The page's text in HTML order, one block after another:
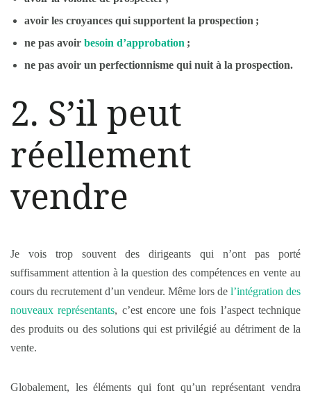
avoir les croyances qui supportent la prospection ;
ne pas avoir besoin d’approbation ;
ne pas avoir un perfectionnisme qui nuit à la prospection.
2. S’il peut
réellement
vendre
Je vois trop souvent des dirigeants qui n’ont pas porté
suffisamment attention à la question des compétences en vente au
cours du recrutement d’un vendeur. Même lors de l’intégration des
nouveaux représentants, c’est encore une fois l’aspect technique
des produits ou des solutions qui est privilégié au détriment de la
vente.
Globalement, les éléments qui font qu’un représentant vendra